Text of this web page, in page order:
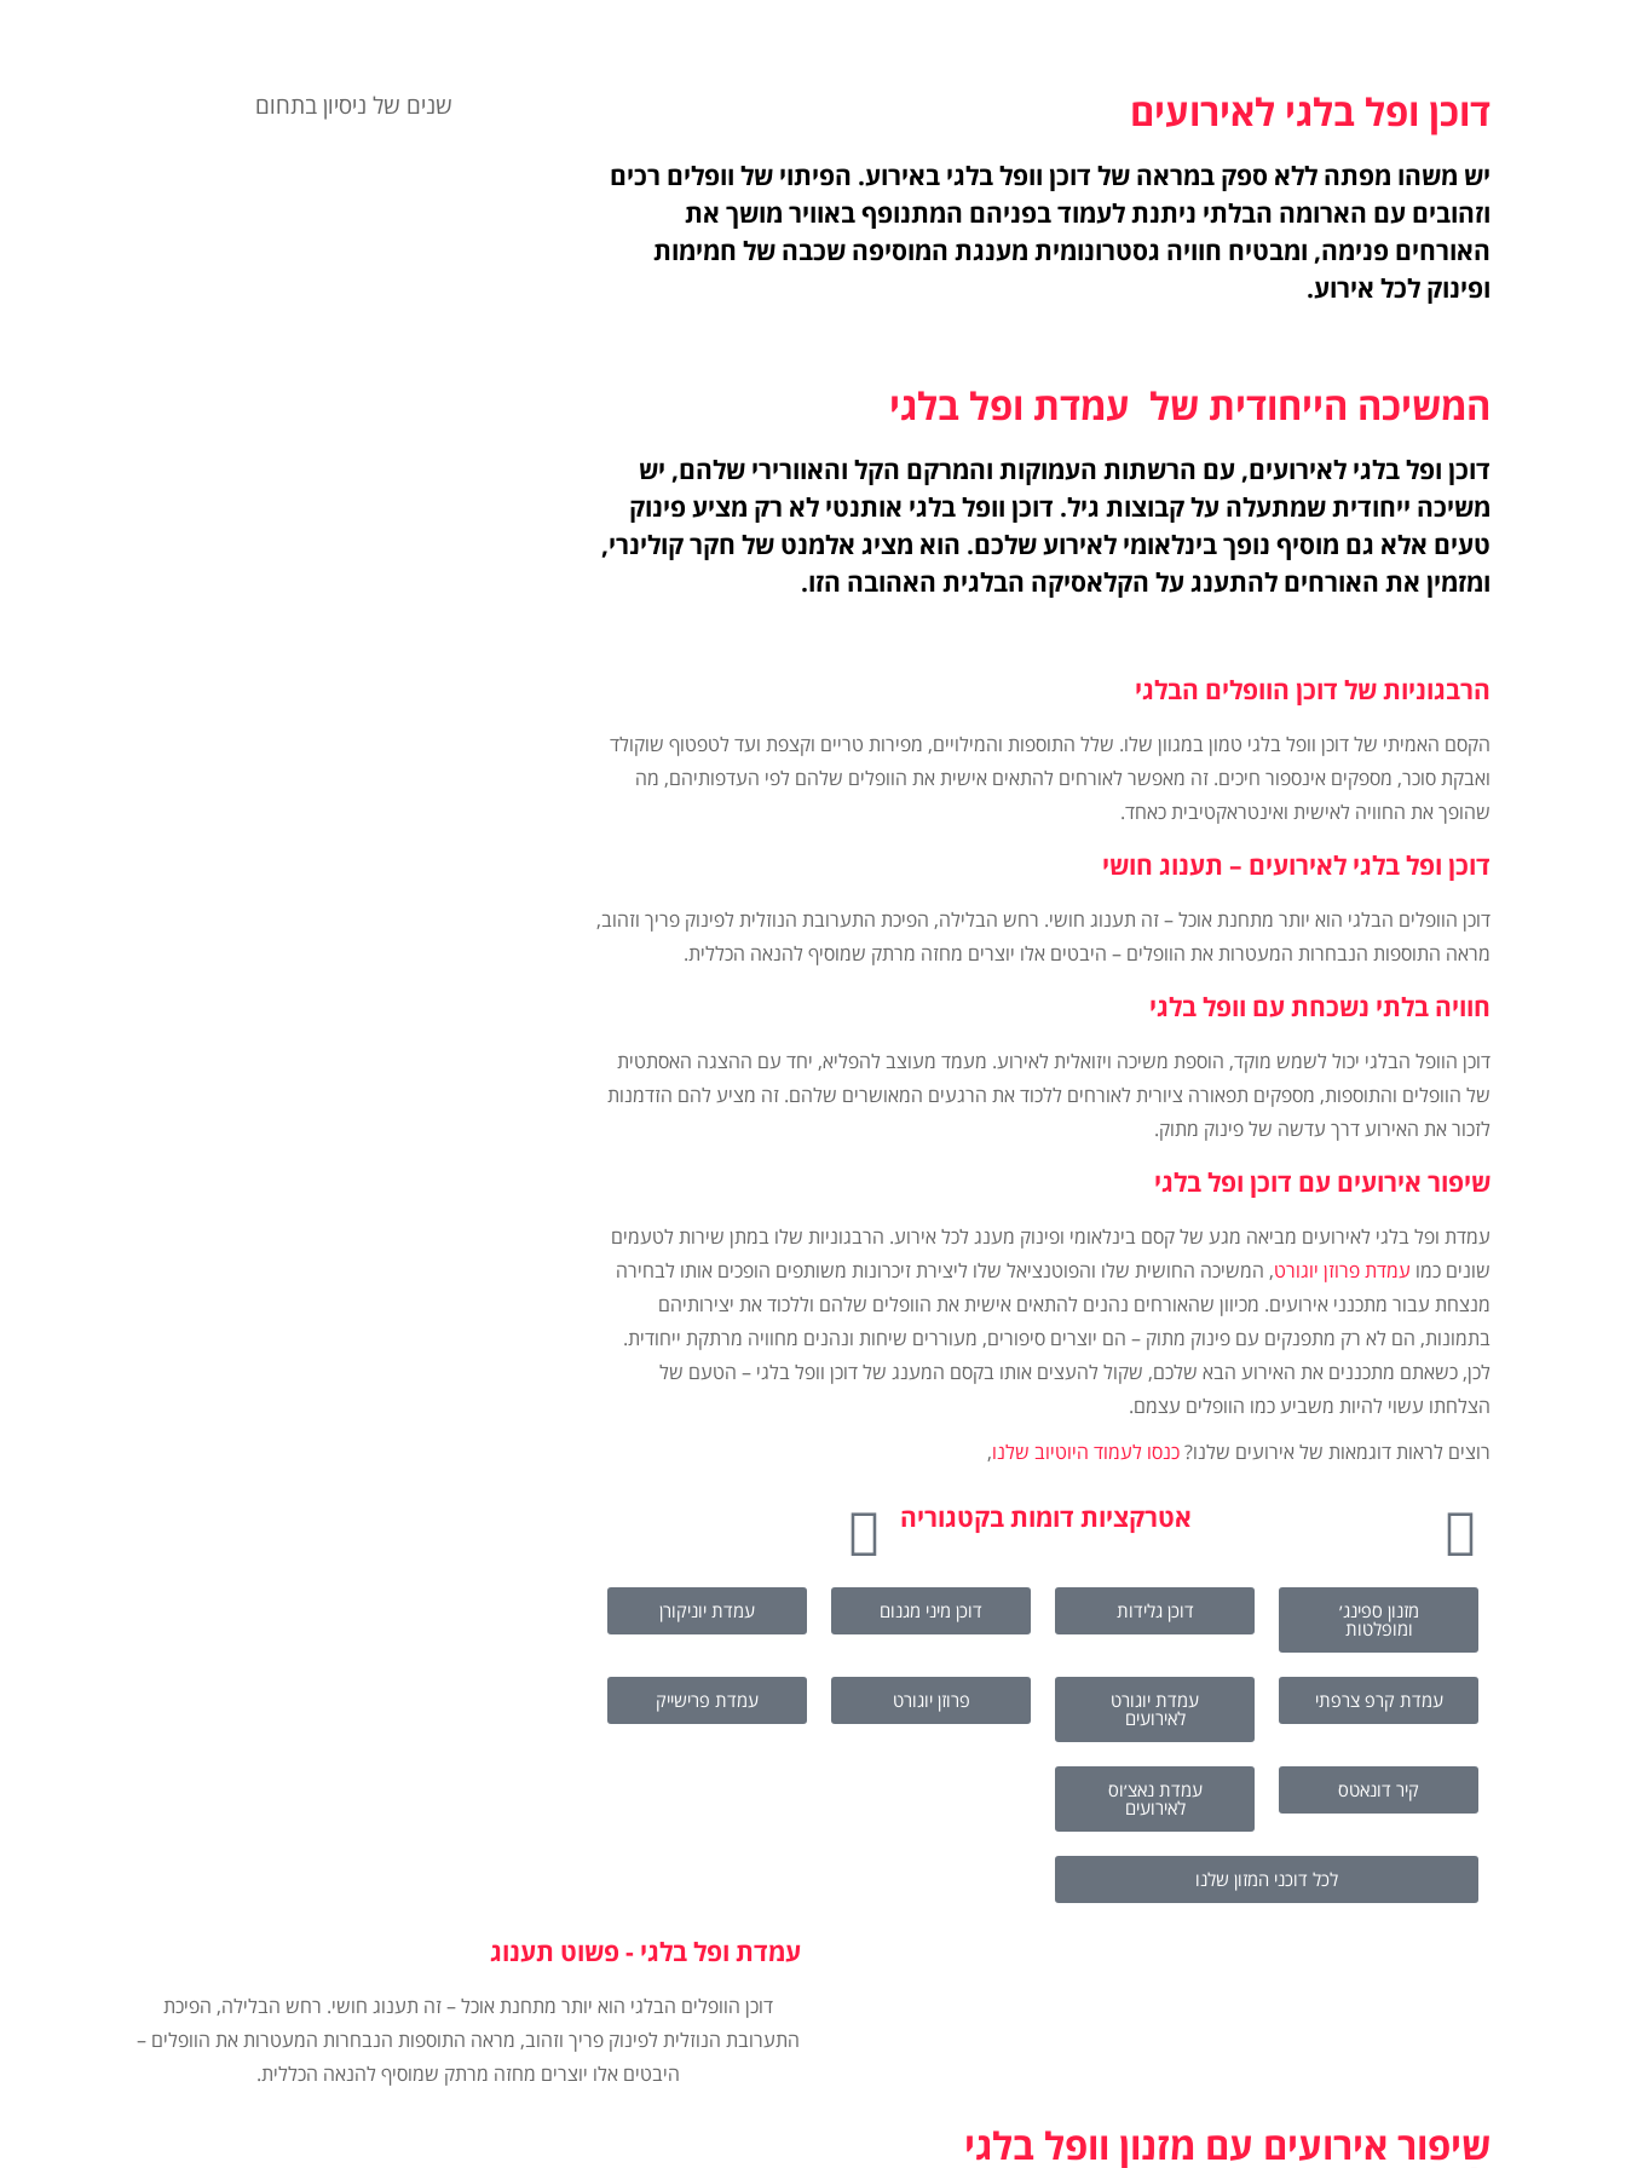
דוכן ופל בלגי לאירועים
יש משהו מפתה ללא ספק במראה של דוכן וופל בלגי באירוע. הפיתוי של וופלים רכים
וזהובים עם הארומה הבלתי ניתנת לעמוד בפניהם המתנופף באוויר מושך את
האורחים פנימה, ומבטיח חוויה גסטרונומית מענגת המוסיפה שכבה של חמימות
ופינוק לכל אירוע.
המשיכה הייחודית של עמדת ופל בלגי
דוכן ופל בלגי לאירועים, עם הרשתות העמוקות והמרקם הקל והאוורירי שלהם, יש
משיכה ייחודית שמתעלה על קבוצות גיל. דוכן וופל בלגי אותנטי לא רק מציע פינוק
טעים אלא גם מוסיף נופך בינלאומי לאירוע שלכם. הוא מציג אלמנט של חקר קולינרי,
ומזמין את האורחים להתענג על הקלאסיקה הבלגית האהובה הזו.
הרבגוניות של דוכן הוופלים הבלגי
הקסם האמיתי של דוכן וופל בלגי טמון במגוון שלו. שלל התוספות והמילויים, מפירות טריים וקצפת ועד לטפטוף שוקולד
ואבקת סוכר, מספקים אינספור חיכים. זה מאפשר לאורחים להתאים אישית את הוופלים שלהם לפי העדפותיהם, מה
שהופך את החוויה לאישית ואינטראקטיבית כאחד.
דוכן ופל בלגי לאירועים – תענוג חושי
דוכן הוופלים הבלגי הוא יותר מתחנת אוכל – זה תענוג חושי. רחש הבלילה, הפיכת התערובת הנוזלית לפינוק פריך וזהוב,
מראה התוספות הנבחרות המעטרות את הוופלים – היבטים אלו יוצרים מחזה מרתק שמוסיף להנאה הכללית.
חוויה בלתי נשכחת עם וופל בלגי
דוכן הוופל הבלגי יכול לשמש מוקד, הוספת משיכה ויזואלית לאירוע. מעמד מעוצב להפליא, יחד עם ההצגה האסתטית
של הוופלים והתוספות, מספקים תפאורה ציורית לאורחים ללכוד את הרגעים המאושרים שלהם. זה מציע להם הזדמנות
לזכור את האירוע דרך עדשה של פינוק מתוק.
שיפור אירועים עם דוכן ופל בלגי
עמדת ופל בלגי לאירועים מביאה מגע של קסם בינלאומי ופינוק מענג לכל אירוע. הרבגוניות שלו במתן שירות לטעמים
שונים כמו עמדת פרוזן יוגורט, המשיכה החושית שלו והפוטנציאל שלו ליצירת זיכרונות משותפים הופכים אותו לבחירה
מנצחת עבור מתכנני אירועים. מכיוון שהאורחים נהנים להתאים אישית את הוופלים שלהם וללכוד את יצירותיהם
בתמונות, הם לא רק מתפנקים עם פינוק מתוק – הם יוצרים סיפורים, מעוררים שיחות ונהנים מחוויה מרתקת ייחודית.
לכן, כשאתם מתכננים את האירוע הבא שלכם, שקול להעצים אותו בקסם המענג של דוכן וופל בלגי – הטעם של
הצלחתו עשוי להיות משביע כמו הוופלים עצמם.
רוצים לראות דוגמאות של אירועים שלנו?כנסו לעמוד היוטיוב שלנו,
אטרקציות דומות בקטגוריה
מזנון ספינג׳
ומופלטות
דוכן גלידות דוכן מיני מגנום עמדת יוניקורן
עמדת קרפ צרפתי עמדת יוגורט
לאירועים
פרוזן יוגורט עמדת פרישייק
קיר דונאטס עמדת נאצ׳וס
לאירועים
לכל דוכני המזון שלנו
שנים של ניסיון בתחום
עמדת ופל בלגי - פשוט תענוג
דוכן הוופלים הבלגי הוא יותר מתחנת אוכל – זה תענוג חושי. רחש הבלילה, הפיכת
התערובת הנוזלית לפינוק פריך וזהוב, מראה התוספות הנבחרות המעטרות את הוופלים –
היבטים אלו יוצרים מחזה מרתק שמוסיף להנאה הכללית.
שיפור אירועים עם מזנון וופל בלגי